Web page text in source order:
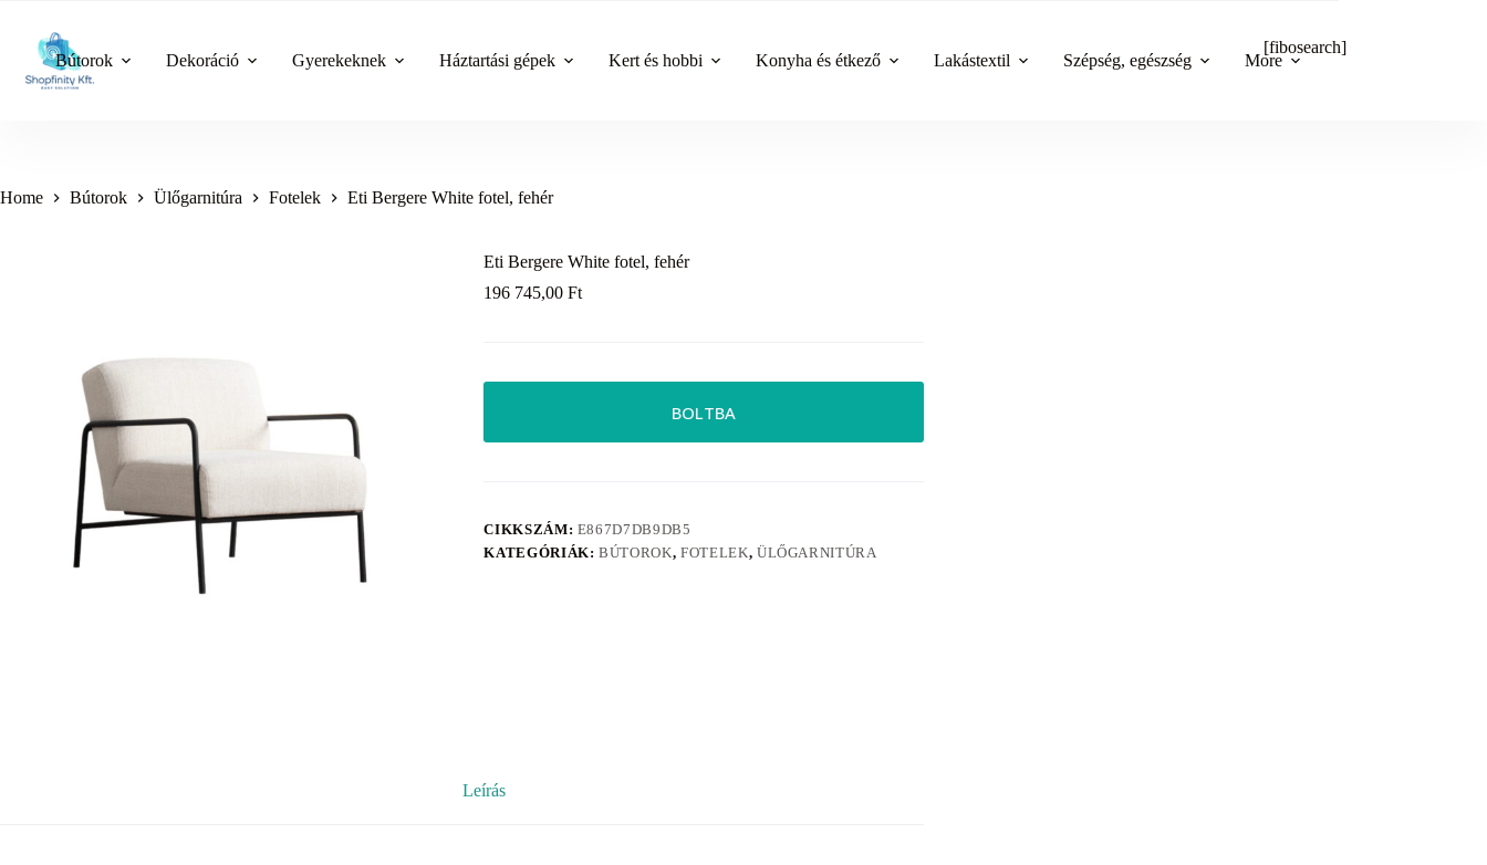
content
Bútorok Dekoráció Gyerekeknek Háztartási gépek Kert és hobbi Konyha és étkező Lakástextil Szépség, egészség More
[fibosearch]
Home Bútorok Ülőgarnitúra Fotelek Eti Bergere White fotel, fehér
Eti Bergere White fotel, fehér
196 745,00Ft
BOLTBA
CIKKSZÁM: E867D7DB9DB5
KATEGÓRIÁK:BÚTOROK, FOTELEK, ÜLŐGARNITÚRA
Leírás